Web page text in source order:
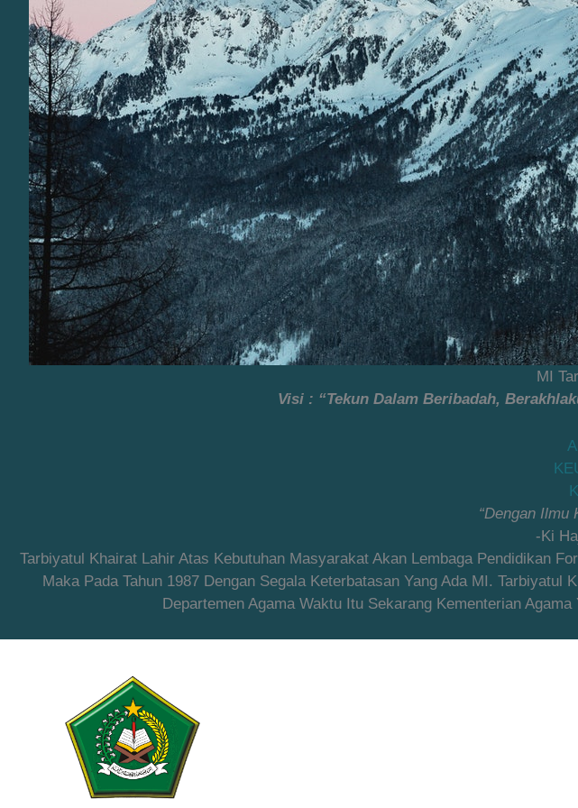
MI
Visi : “Tekun Dalam Beribadah,
“Dengan Ilmu
-Ki
Tarbiyatul Khairat Lahir Atas Kebutuhan Masyarakat Akan Lembaga Pendidikan
Maka Pada Tahun 1987 Dengan Segala Keterbatasan Yang Ada MI.
Departemen Agama Waktu Itu Sekarang Kementerian